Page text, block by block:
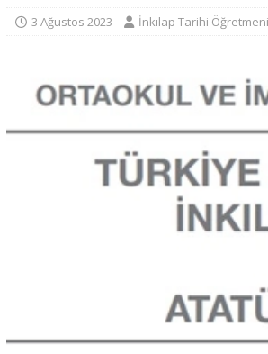
3 Ağustos 2023 İnkılap Tarihi Öğretmeni